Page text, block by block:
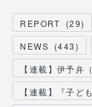
REPORT (29)
NEWS (443)
【連載】伊予弁
【連載】『子ど